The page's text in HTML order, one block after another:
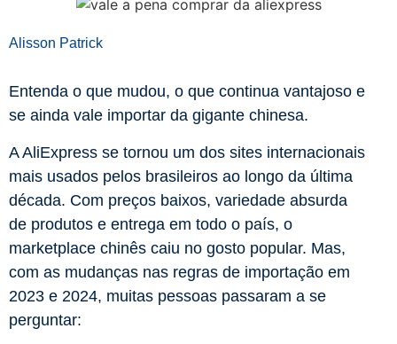
Alisson Patrick
Entenda o que mudou, o que continua vantajoso e
se ainda vale importar da gigante chinesa.
A AliExpress se tornou um dos sites internacionais
mais usados pelos brasileiros ao longo da última
década. Com preços baixos, variedade absurda
de produtos e entrega em todo o país, o
marketplace chinês caiu no gosto popular. Mas,
com as mudanças nas regras de importação em
2023 e 2024, muitas pessoas passaram a se
perguntar: